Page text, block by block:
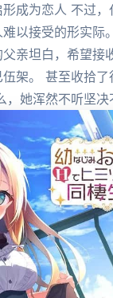
成为恋人 不过，
以接受的形实际
亲坦白，希望接
架。 甚至收拾了
她浑然不听坚决